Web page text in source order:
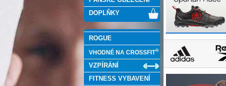
DOPLŇKY
ROGUE
VHODNÉ NA CROSSFIT®
VZPÍRÁNÍ
FITNESS VYBAVENÍ